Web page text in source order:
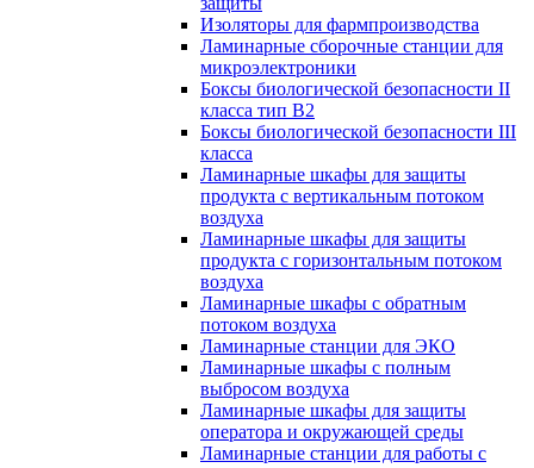
Изоляторы для фармпроизводства
Ламинарные сборочные станции для
микроэлектроники
Боксы биологической безопасности II
класса тип B2
Боксы биологической безопасности III
класса
Ламинарные шкафы для защиты
продукта с вертикальным потоком
воздуха
Ламинарные шкафы для защиты
продукта с горизонтальным потоком
воздуха
Ламинарные шкафы с обратным
потоком воздуха
Ламинарные станции для ЭКО
Ламинарные шкафы с полным
выбросом воздуха
Ламинарные шкафы для защиты
оператора и окружающей среды
Ламинарные станции для работы с